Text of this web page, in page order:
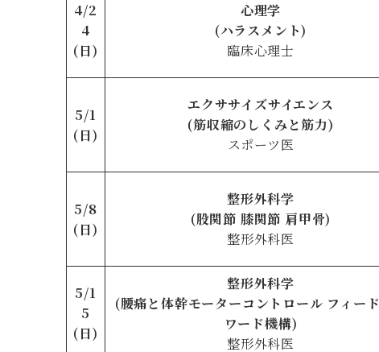
4/2
4
(日)
心理学
(ハラスメント)
臨床心理士
5/1
(日)
エクササイズサイエンス
(筋収縮のしくみと筋力)
スポーツ医
5/8
(日)
整形外科学
(股関節 膝関節 肩甲骨)
整形外科医
5/1
5
(日)
整形外科学
(腰痛と体幹モーターコントロール フィー
ワード機構)
整形外科医